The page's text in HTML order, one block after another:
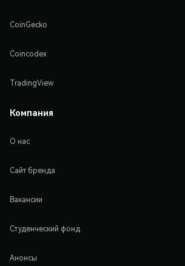
CoinGecko
Coincodex
TradingView
Компания
О нас
Сайт бренда
Вакансии
Студенческий фонд
Анонсы